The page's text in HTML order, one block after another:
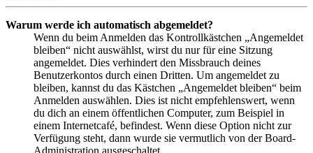
Warum werde ich automatisch abgemeldet?
Wenn du beim Anmelden das Kontrollkästchen „Angemeldet
bleiben“ nicht auswählst, wirst du nur für eine Sitzung
angemeldet. Dies verhindert den Missbrauch deines
Benutzerkontos durch einen Dritten. Um angemeldet zu
bleiben, kannst du das Kästchen „Angemeldet bleiben“ beim
Anmelden auswählen. Dies ist nicht empfehlenswert, wenn
du dich an einem öffentlichen Computer, zum Beispiel in
einem Internetcafé, befindest. Wenn diese Option nicht zur
Verfügung steht, dann wurde sie vermutlich von der Board-
Administration ausgeschaltet.